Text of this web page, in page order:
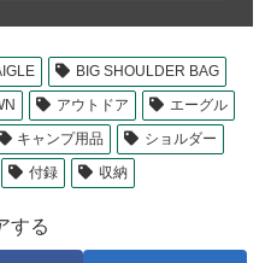
BIG SHOULDER BAG
アウトドア
エーグル
キャンプ用品
ショルダー
付録 収納
する